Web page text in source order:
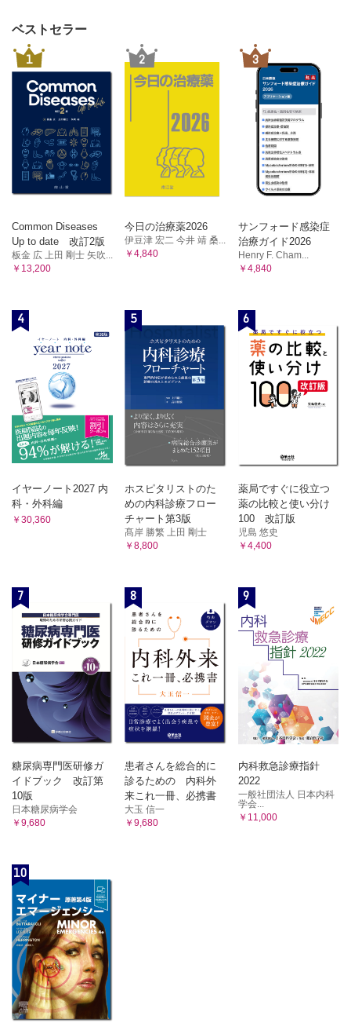
ベストセラー
1
Common Diseases
Up to date 改訂2版
板金 広 上田 剛士 矢吹...
￥13,200
2
今日の治療薬2026
伊豆津 宏二 今井 靖 桑...
￥4,840
3
サンフォード感染症
治療ガイド2026
Henry F. Cham...
￥4,840
4
イヤーノート2027 内
科・外科編
￥30,360
5
ホスピタリストのた
めの内科診療フロー
チャート第3版
髙岸 勝繁 上田 剛士
￥8,800
6
薬局ですぐに役立つ
薬の比較と使い分け
100 改訂版
児島 悠史
￥4,400
7
糖尿病専門医研修ガ
イドブック 改訂第
10版
日本糖尿病学会
￥9,680
8
患者さんを総合的に
診るための 内科外
来これ一冊、必携書
大玉 信一
￥9,680
9
内科救急診療指針
2022
一般社団法人 日本内科
学会...
￥11,000
10